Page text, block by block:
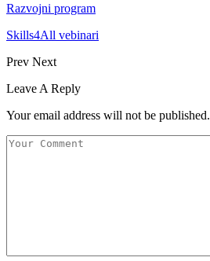
Razvojni program
Skills4All vebinari
Prev Next
Leave A Reply
Your email address will not be published.